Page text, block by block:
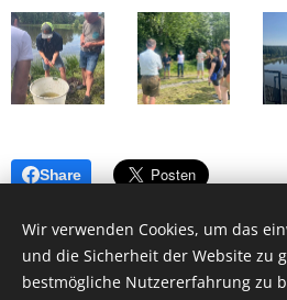
Share
© 2026 Teichwirte- und
Wir verwenden Cookies, um das
und die Sicherheit der Website zu
bestmögliche Nutzererfahrung zu